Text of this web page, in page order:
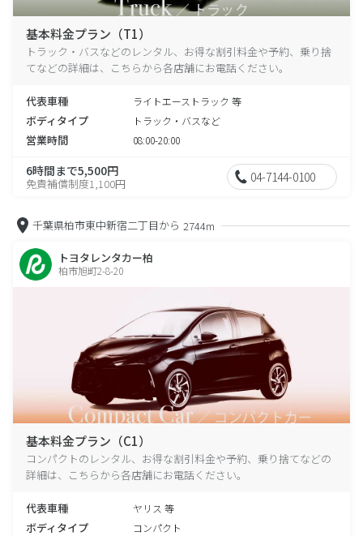
基本料金プラン（T1）
トラック・バスなどのレンタル、お得な割引料金や予約、乗り捨
てなどの詳細は、こちらから各店舗にお電話ください。
代表車種 ライトエーストラック 等
ボディタイプ トラック・バスなど
営業時間 08:00-20:00
6時間まで5,500円
免責補償制度1,100円 04-7144-0100
千葉県柏市東中新宿二丁目から 2744m
トヨタレンタカー柏
柏市旭町2-8-20
基本料金プラン（C1）
コンパクトのレンタル、お得な割引料金や予約、乗り捨てなどの
詳細は、こちらから各店舗にお電話ください。
代表車種 ヤリス 等
ボディタイプ コンパクト